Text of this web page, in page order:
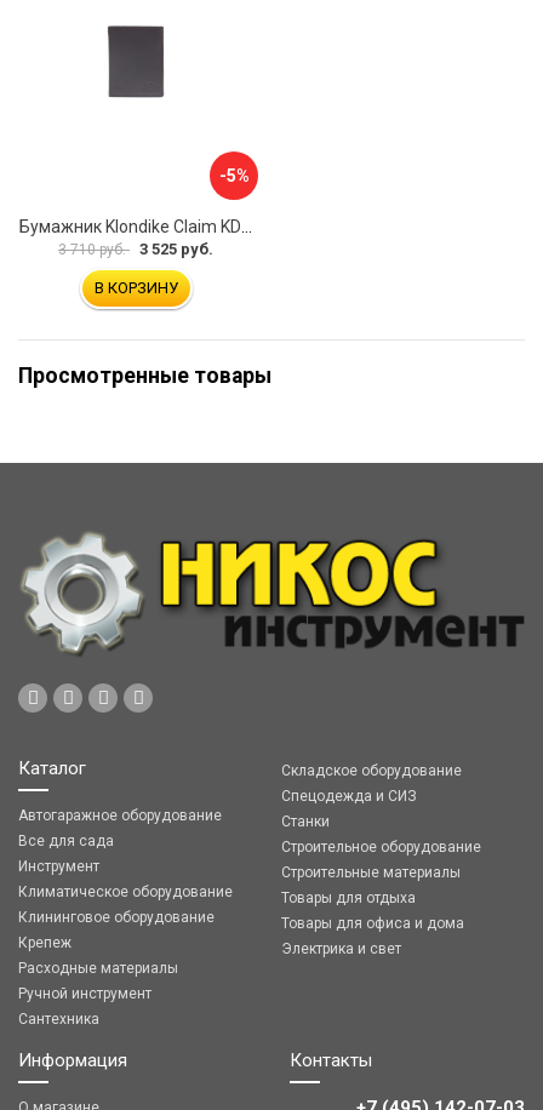
-5%
3 710 руб. 3 525 руб.
В КОРЗИНУ
Просмотренные товары
Каталог
Автогаражное оборудование
Все для сада
Инструмент
Климатическое оборудование
Клининговое оборудование
Крепеж
Расходные материалы
Ручной инструмент
Сантехника
Складское оборудование
Спецодежда и СИЗ
Станки
Строительное оборудование
Строительные материалы
Товары для отдыха
Товары для офиса и дома
Электрика и свет
Информация Контакты